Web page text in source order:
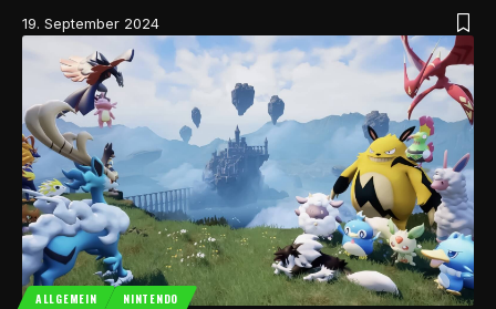
19. September 2024
ALLGEMEIN NINTENDO